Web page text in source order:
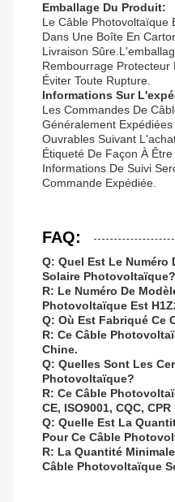
Emballage Du Produit:
Le Câble Photovoltaïque
Dans Une Boîte En
Livraison
Rembourrage Protecteur
Éviter Toute Rupture.
Informations Sur
Les Commandes De
Généralement
Ouvrables Suivant
Étiqueté De Façon À
Informations De Suivi
Commande Expédiée.
FAQ:
Q: Quel Est Le Numéro
Solaire Photovoltaïque?
R: Le Numéro De
Photovoltaïque Est
Q: Où Est Fabriqué Ce
R: Ce Câble
Chine.
Q: Quelles Sont Les
Photovoltaïque?
R: Ce Câble
CE, ISO9001, CQC, CPR
Q: Quelle Est La
Pour Ce Câble
R: La Quantité
Câble Photovoltaïque